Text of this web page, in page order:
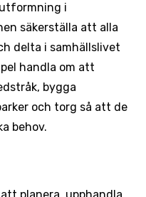
i
säkerställa att alla
delta i samhällslivet
handla om att
bygga
och torg så att de
behov.